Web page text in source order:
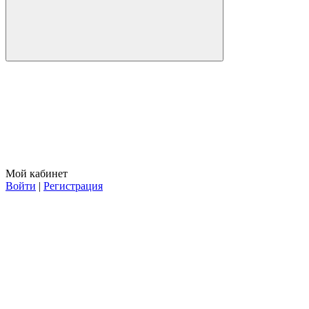
Мой кабинет
Войти | Регистрация